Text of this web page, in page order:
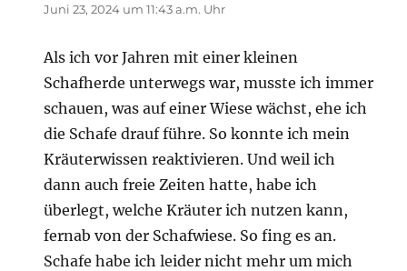
Juni 23, 2024 um 11:43 a.m. Uhr
Als ich vor Jahren mit einer kleinen
Schafherde unterwegs war, musste ich immer
schauen, was auf einer Wiese wächst, ehe ich
die Schafe drauf führe. So konnte ich mein
Kräuterwissen reaktivieren. Und weil ich
dann auch freie Zeiten hatte, habe ich
überlegt, welche Kräuter ich nutzen kann,
fernab von der Schafwiese. So fing es an.
Schafe habe ich leider nicht mehr um mich